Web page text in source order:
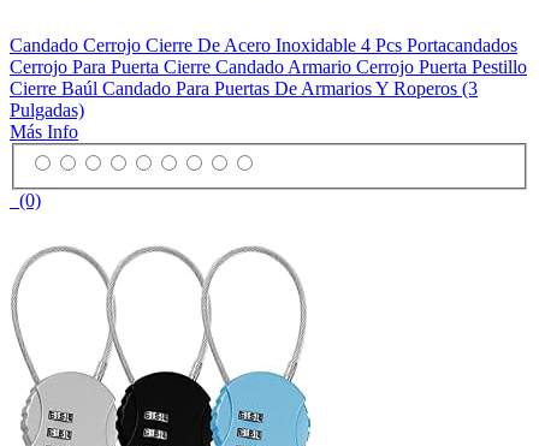
Candado Cerrojo Cierre De Acero Inoxidable 4 Pcs Portacandados
Cerrojo Para Puerta Cierre Candado Armario Cerrojo Puerta Pestillo
Cierre Baúl Candado Para Puertas De Armarios Y Roperos (3
Pulgadas)
Más Info
(0)